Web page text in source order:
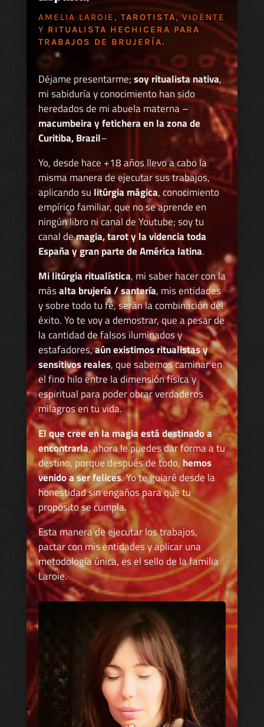
AMELIA LAROIE, TAROTISTA, VIDENTE
Y RITUALISTA HECHICERA PARA
TRABAJOS DE BRUJERÍA.
Déjame presentarme;soy ritualista nativa,
mi sabiduría y conocimiento han sido
heredados de mi abuela materna –
macumbeira y fetichera en la zona de
Curitiba, Brazil–
Yo, desde hace +18 años llevo a cabo la
misma manera de ejecutar sus trabajos,
aplicando su litúrgia mágica, conocimiento
empírico familiar, que no se aprende en
ningún libro ni canal de Youtube; soy tu
canal demagia, tarot y la videncia toda
España y gran parte de América latina.
Mi litúrgia ritualística, mi saber hacer con la
másalta brujería / santería, mis entidades
y sobre todo tu fé, serán la combinación del
éxito. Yo te voy a demostrar, que a pesar de
la cantidad de falsos iluminados y
estafadores,aún existimos ritualistas y
sensitivos reales, que sabemos caminar en
el fino hilo entre la dimensión física y
espiritual para poder obrar verdaderos
milagros en tu vida.
El que cree en la magia está destinado a
encontrarla, ahora le puedes dar forma a tu
destino, porque después de todo, hemos
venido a ser felices. Yo te guiaré desde la
honestidad sin engaños para que tu
propósito se cumpla.
Esta manera de ejecutar los trabajos,
pactar con mis entidades y aplicar una
metodología única, es el sello de la familia
Laroie.